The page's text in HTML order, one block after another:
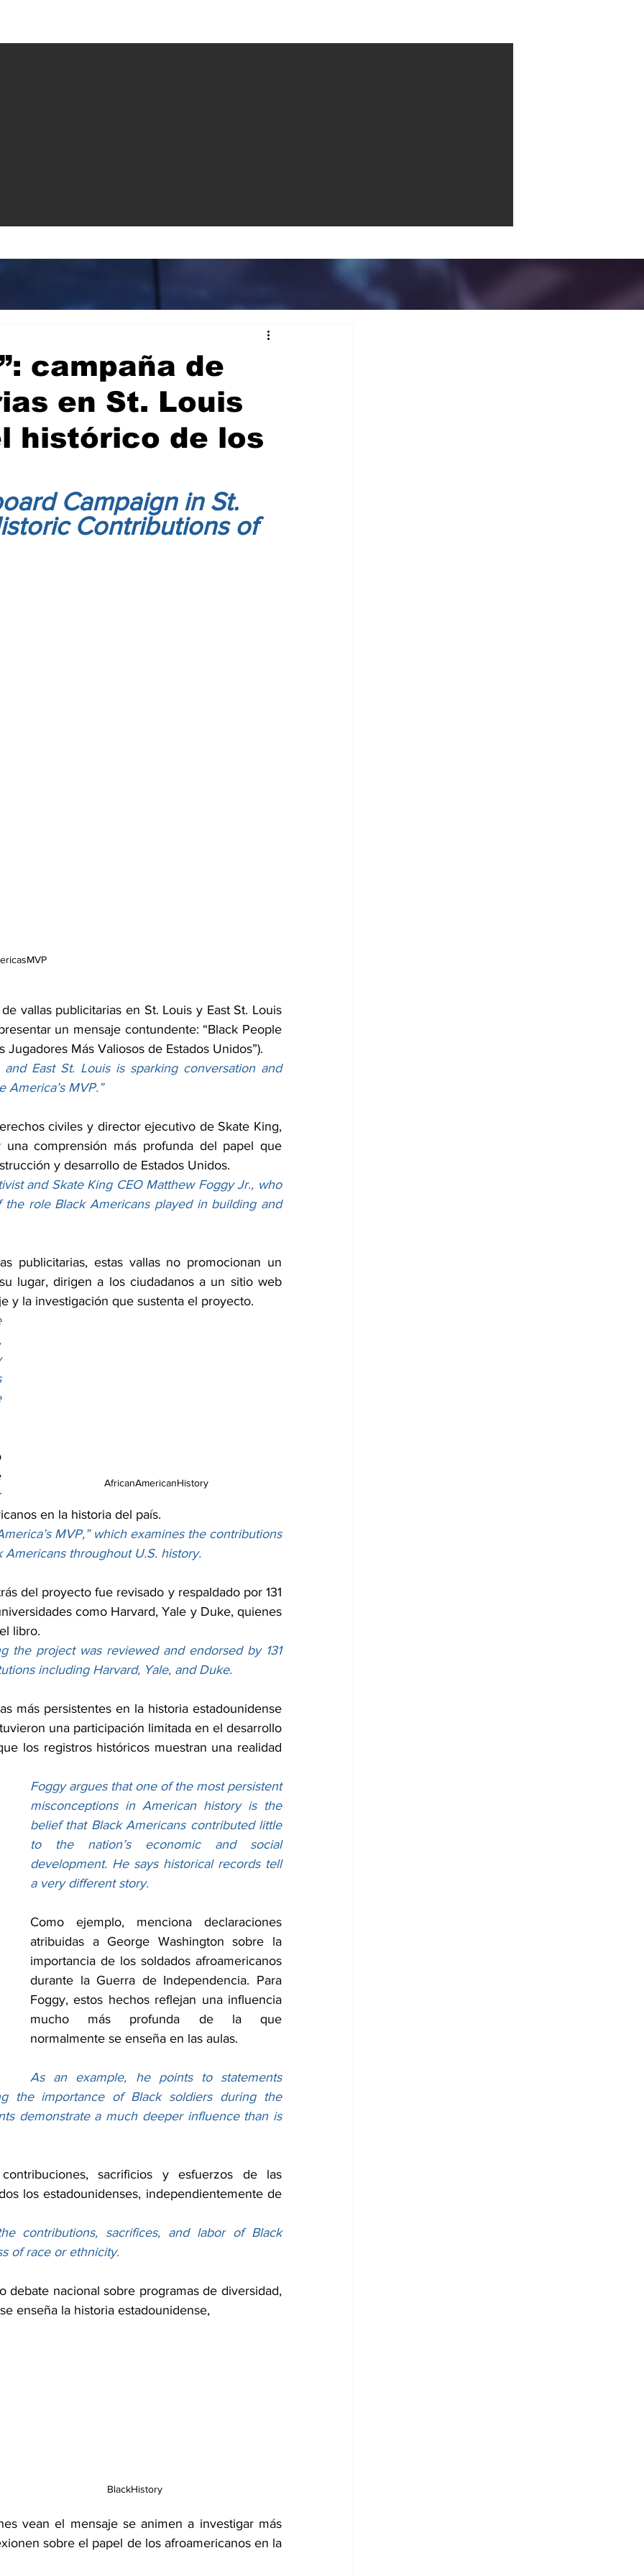
campaña de
en St. Louis
histórico de los
Campaign in St.
Contributions of
vallas publicitarias en St. Louis y East St. Louis
un mensaje contundente: “Black People
Jugadores Más Valiosos de Estados Unidos”).
East St. Louis is sparking conversation and
America’s MVP.”
civiles y director ejecutivo de Skate King,
comprensión más profunda del papel que
y desarrollo de Estados Unidos.
and Skate King CEO Matthew Foggy Jr., who
role Black Americans played in building and
publicitarias, estas vallas no promocionan un
lugar, dirigen a los ciudadanos a un sitio web
y la investigación que sustenta el proyecto.
AfricanAmericanHistory
en la historia del país.
MVP,” which examines the contributions
throughout U.S. history.
del proyecto fue revisado y respaldado por 131
como Harvard, Yale y Duke, quienes
libro.
the project was reviewed and endorsed by 131
including Harvard, Yale, and Duke.
más persistentes en la historia estadounidense
una participación limitada en el desarrollo
los registros históricos muestran una realidad
Foggy argues that one of the most persistent
misconceptions in American history is the
belief that Black Americans contributed little
to the nation’s economic and social
development. He says historical records tell
a very different story.
Como ejemplo, menciona declaraciones
atribuidas a George Washington sobre la
importancia de los soldados afroamericanos
durante la Guerra de Independencia. Para
Foggy, estos hechos reflejan una influencia
mucho más profunda de la que
normalmente se enseña en las aulas.
As an example, he points to statements
the importance of Black soldiers during the
demonstrate a much deeper influence than is
sacrificios y esfuerzos de las
los estadounidenses, independientemente de
contributions, sacrifices, and labor of Black
of race or ethnicity.
debate nacional sobre programas de diversidad,
enseña la historia estadounidense,
BlackHistory
vean el mensaje se animen a investigar más
sobre el papel de los afroamericanos en la